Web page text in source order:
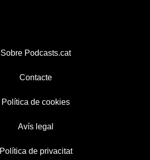
Sobre Podcasts.cat
Contacte
Política de cookies
Avís legal
Política de privacitat